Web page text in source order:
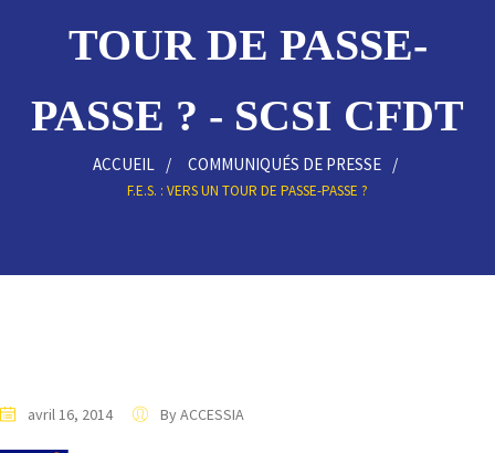
TOUR DE PASSE-
PASSE ? - SCSI CFDT
ACCUEIL COMMUNIQUÉS DE PRESSE
F.E.S. : VERS UN TOUR DE PASSE-PASSE ?
avril 16, 2014 By ACCESSIA